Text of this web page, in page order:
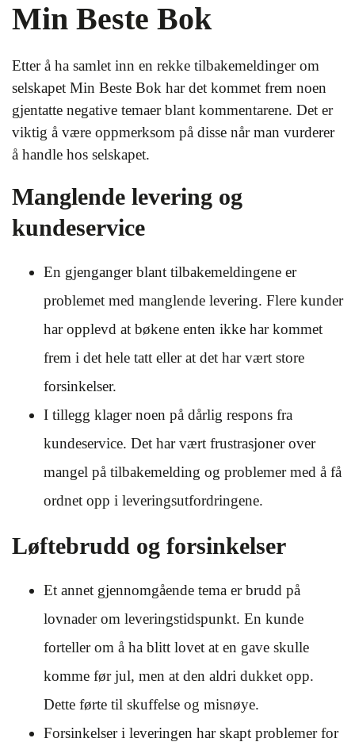
Min Beste Bok
Etter å ha samlet inn en rekke tilbakemeldinger om
selskapet Min Beste Bok har det kommet frem noen
gjentatte negative temaer blant kommentarene. Det er
viktig å være oppmerksom på disse når man vurderer
å handle hos selskapet.
Manglende levering og
kundeservice
En gjenganger blant tilbakemeldingene er
problemet med manglende levering. Flere kunder
har opplevd at bøkene enten ikke har kommet
frem i det hele tatt eller at det har vært store
forsinkelser.
I tillegg klager noen på dårlig respons fra
kundeservice. Det har vært frustrasjoner over
mangel på tilbakemelding og problemer med å få
ordnet opp i leveringsutfordringene.
Løftebrudd og forsinkelser
Et annet gjennomgående tema er brudd på
lovnader om leveringstidspunkt. En kunde
forteller om å ha blitt lovet at en gave skulle
komme før jul, men at den aldri dukket opp.
Dette førte til skuffelse og misnøye.
Forsinkelser i leveringen har skapt problemer for